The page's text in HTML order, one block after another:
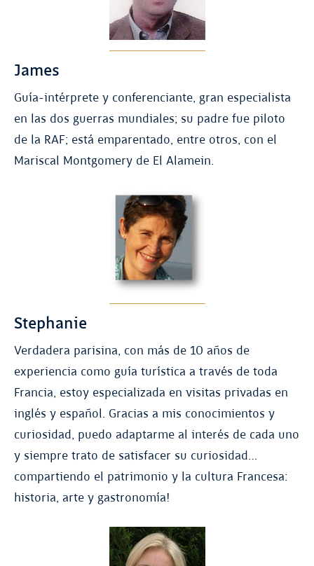
James
Guía-intérprete y conferenciante, gran especialista
en las dos guerras mundiales; su padre fue piloto
de la RAF; está emparentado, entre otros, con el
Mariscal Montgomery de El Alamein.
Stephanie
Verdadera parisina, con más de 10 años de
experiencia como guía turística a través de toda
Francia, estoy especializada en visitas privadas en
inglés y español. Gracias a mis conocimientos y
curiosidad, puedo adaptarme al interés de cada uno
y siempre trato de satisfacer su curiosidad…
compartiendo el patrimonio y la cultura Francesa:
historia, arte y gastronomía!